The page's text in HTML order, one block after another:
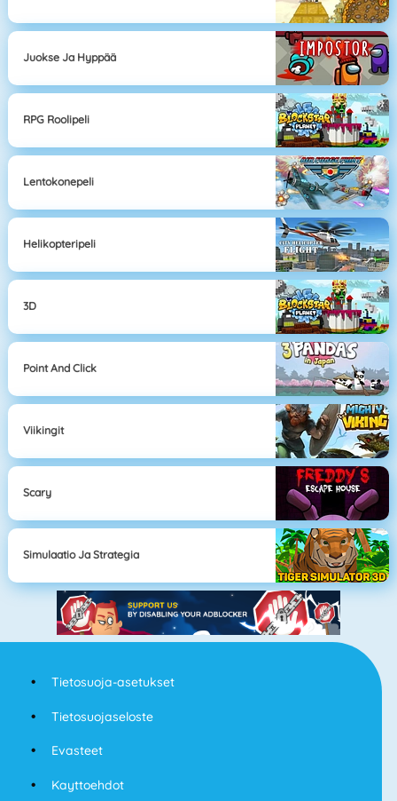
Juokse Ja Hyppää
RPG Roolipeli
Lentokonepeli
Helikopteripeli
3D
Point And Click
Viikingit
Scary
Simulaatio Ja Strategia
Tietosuoja-asetukset
Tietosuojaseloste
Evasteet
Kayttoehdot